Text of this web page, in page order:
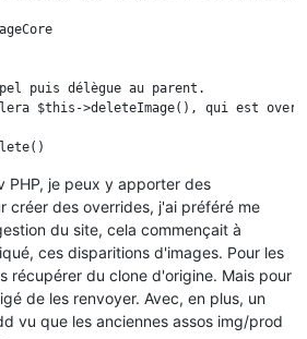
stricte des tailles
|| empty($type)) {
as $t) {
{
= $t['name'];
{
{
puis délègue au parent.
$this->deleteImage(), qui est
var/log/img_trace.log',
Image::delete id_image={$this->id}
parent gérer la partie BDD
PHP, je peux y apporter des
créer des overrides, j'ai préféré me
du site, cela commençait à
ces disparitions d'images. Pour les
récupérer du clone d'origine. Mais pour
de les renvoyer. Avec, en plus, un
vu que les anciennes assos img/prod